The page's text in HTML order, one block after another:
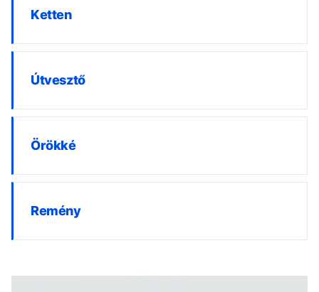
Ketten
Útvesztő
Örökké
Remény